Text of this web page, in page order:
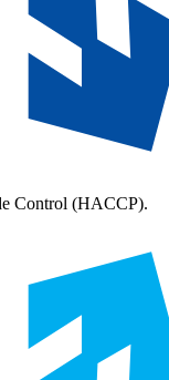
Control (HACCP).